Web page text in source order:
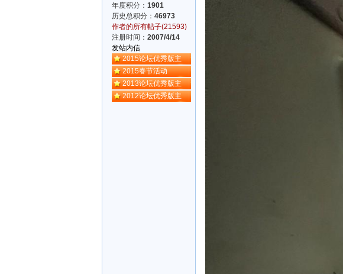
年度积分： 1901
历史总积分： 46973
作者的所有帖子(21593)
注册时间： 2007/4/14
发站内信
2015论坛优秀版主
2015春节活动
2013论坛优秀版主
2012论坛优秀版主